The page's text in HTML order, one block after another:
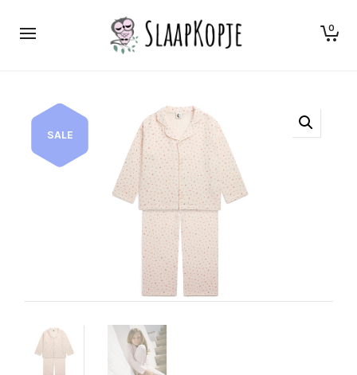
0
SALE